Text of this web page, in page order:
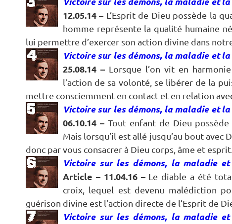
12.05.14 – L’Esprit de Dieu possède la
homme représente la qualité humaine
lui permettre d’exercer son action divine dans
Victoire sur les démons, la maladie et
25.08.14 – Lorsque l’on vit en
l’action de sa volonté, se libérer de la
mettre consciemment en contact et en relation
Victoire sur les démons, la maladie et
06.10.14 – Tout enfant de Dieu possède
Mais lorsqu’il est allé jusqu’au bout avec
donc par vous consacrer à Dieu corps, âme et
Victoire sur les démons, la maladie
Article – 11.04.16 – Le diable a été
croix, lequel est devenu malédiction
guérison divine est l’action directe de l’Esprit de
Victoire sur les démons, la maladie